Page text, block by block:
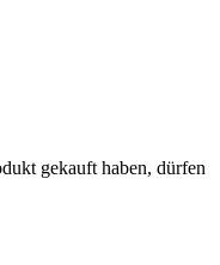
gekauft haben, dürfen